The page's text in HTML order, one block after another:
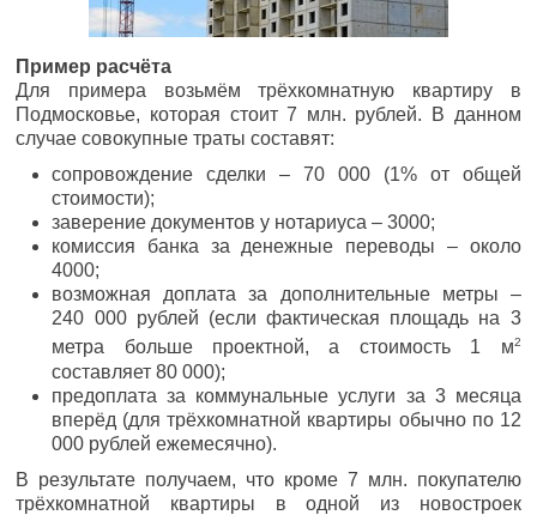
Пример расчёта
Для примера возьмём трёхкомнатную квартиру в
Подмосковье, которая стоит 7 млн. рублей. В данном
случае совокупные траты составят:
сопровождение сделки – 70 000 (1% от общей
стоимости);
заверение документов у нотариуса – 3000;
комиссия банка за денежные переводы – около
4000;
возможная доплата за дополнительные метры –
240 000 рублей (если фактическая площадь на 3
метра больше проектной, а стоимость 1 м2
составляет 80 000);
предоплата за коммунальные услуги за 3 месяца
вперёд (для трёхкомнатной квартиры обычно по 12
000 рублей ежемесячно).
В результате получаем, что кроме 7 млн. покупателю
трёхкомнатной квартиры в одной из новостроек